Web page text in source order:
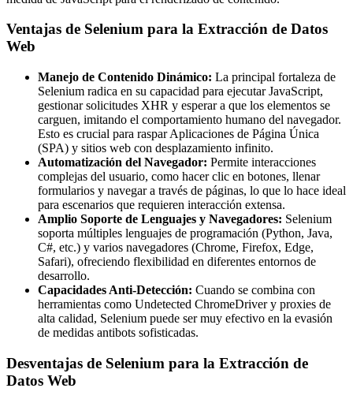
Ventajas de Selenium para la Extracción de Datos
Web
Manejo de Contenido Dinámico: La principal fortaleza de
Selenium radica en su capacidad para ejecutar JavaScript,
gestionar solicitudes XHR y esperar a que los elementos se
carguen, imitando el comportamiento humano del navegador.
Esto es crucial para raspar Aplicaciones de Página Única
(SPA) y sitios web con desplazamiento infinito.
Automatización del Navegador: Permite interacciones
complejas del usuario, como hacer clic en botones, llenar
formularios y navegar a través de páginas, lo que lo hace ideal
para escenarios que requieren interacción extensa.
Amplio Soporte de Lenguajes y Navegadores: Selenium
soporta múltiples lenguajes de programación (Python, Java,
C#, etc.) y varios navegadores (Chrome, Firefox, Edge,
Safari), ofreciendo flexibilidad en diferentes entornos de
desarrollo.
Capacidades Anti-Detección: Cuando se combina con
herramientas como Undetected ChromeDriver y proxies de
alta calidad, Selenium puede ser muy efectivo en la evasión
de medidas antibots sofisticadas.
Desventajas de Selenium para la Extracción de
Datos Web